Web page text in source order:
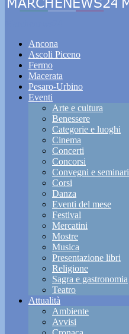
Ancona
Ascoli Piceno
Fermo
Macerata
Pesaro-Urbino
Eventi
Arte e cultura
Benessere
Categorie e luoghi
Cinema
Concerti
Concorsi
Convegni e seminari
Corsi
Danza
Eventi del mese
Festival
Mercatini
Mostre
Musica
Presentazione libri
Religione
Sagra e gastronomia
Teatro
Attualità
Ambiente
Avvisi